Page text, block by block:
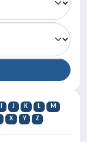
J K L
M
X Y Z